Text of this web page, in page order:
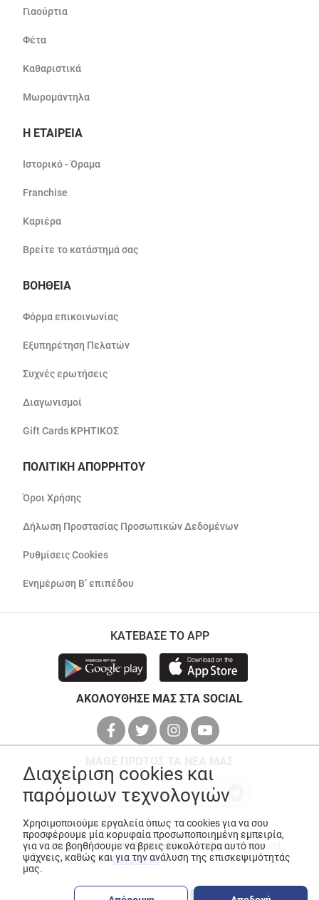
Γιαούρτια
Φέτα
Καθαριστικά
Μωρομάντηλα
Η ΕΤΑΙΡΕΙΑ
Ιστορικό - Όραμα
Franchise
Καριέρα
Βρείτε το κατάστημά σας
ΒΟΗΘΕΙΑ
Φόρμα επικοινωνίας
Εξυπηρέτηση Πελατών
Συχνές ερωτήσεις
Διαγωνισμοί
Gift Cards ΚΡΗΤΙΚΟΣ
ΠΟΛΙΤΙΚΗ ΑΠΟΡΡΗΤΟΥ
Όροι Χρήσης
Δήλωση Προστασίας Προσωπικών Δεδομένων
Ρυθμίσεις Cookies
Ενημέρωση Β’ επιπέδου
ΚΑΤΕΒΑΣΕ ΤΟ APP
ΑΚΟΛΟΥΘΗΣΕ ΜΑΣ ΣΤΑ SOCIAL
© Copyright 2026ANEDIK Kritikos. All Rights Reserved
Made with
byDesquared
Διαχείριση cookies και
παρόμοιων τεχνολογιών
Χρησιμοποιούμε εργαλεία όπως τα cookies για να σου
προσφέρουμε μία κορυφαία προσωποποιημένη εμπειρία,
για να σε βοηθήσουμε να βρεις ευκολότερα αυτό που
ψάχνεις, καθώς και για την ανάλυση της επισκεψιμότητάς
μας.